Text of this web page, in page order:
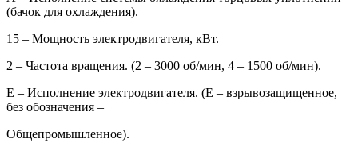
(бачок для охлаждения).
15 – Мощность электродвигателя, кВт.
2 – Частота вращения. (2 – 3000 об/мин, 4 – 1500 об/мин).
Е – Исполнение электродвигателя. (Е – взрывозащищенное,
без обозначения –
Общепромышленное).